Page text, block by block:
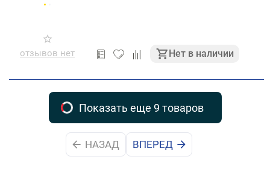
отзывов нет Нет в наличии
Показать еще 9 товаров
НАЗАД ВПЕРЕД